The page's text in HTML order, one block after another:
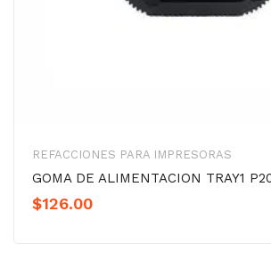
REFACCIONES PARA IMPRESORAS
GOMA DE ALIMENTACION TRAY1
$126.00